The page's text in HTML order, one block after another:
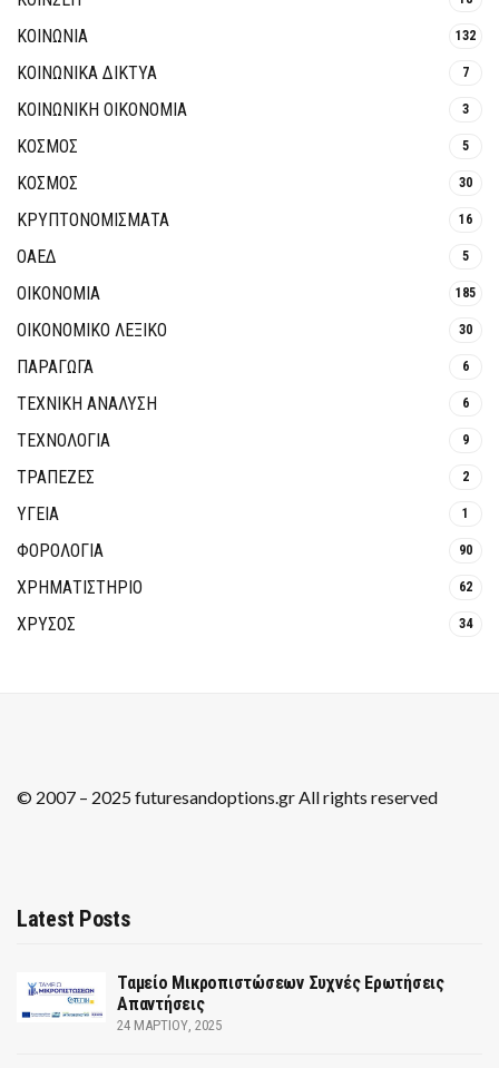
ΚΟΙΝΩΝΙΑ 132
ΚΟΙΝΩΝΙΚΆ ΔΊΚΤΥΑ 7
ΚΟΙΝΩΝΙΚΉ ΟΙΚΟΝΟΜΊΑ 3
ΚΟΣΜΟΣ 5
ΚΟΣΜΟΣ 30
ΚΡΥΠΤΟΝΟΜΊΣΜΑΤΑ 16
ΟΑΕΔ 5
ΟΙΚΟΝΟΜΙΑ 185
ΟΙΚΟΝΟΜΙΚΟ ΛΕΞΙΚΟ 30
ΠΑΡΑΓΩΓΑ 6
ΤΕΧΝΙΚΗ ΑΝΑΛΥΣΗ 6
ΤΕΧΝΟΛΟΓΙΑ 9
ΤΡΆΠΕΖΕΣ 2
ΥΓΕΙΑ 1
ΦΟΡΟΛΟΓΙΑ 90
ΧΡΗΜΑΤΙΣΤΗΡΙΟ 62
ΧΡΥΣΟΣ 34
© 2007 – 2025 futuresandoptions.gr All rights reserved
Latest Posts
Ταμείο Μικροπιστώσεων Συχνές Ερωτήσεις
Απαντήσεις
24 ΜΑΡΤΊΟΥ, 2025